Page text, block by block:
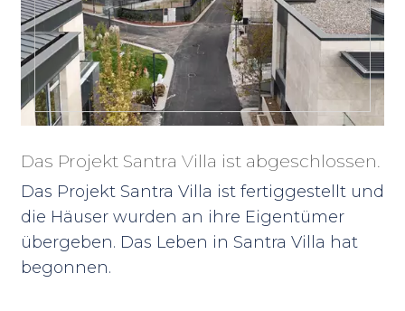
Das Projekt Santra Villa ist abgeschlossen.
Das Projekt Santra Villa ist fertiggestellt und
die Häuser wurden an ihre Eigentümer
übergeben. Das Leben in Santra Villa hat
begonnen.